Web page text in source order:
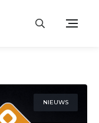
NIEUWS